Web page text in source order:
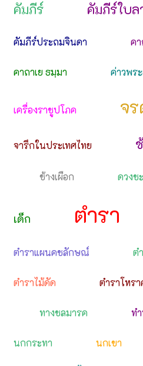
คัมภีร์ คัมภีร์ใบล
คัมภีร์ประถมจินดา ค
คาถาเย ธมฺมา ค่าวพร
เครื่องราชูปโภค จ
จารึกในประเทศไทย
ช้างเผือก ดวงช
เด็ก ตำรา
ตำราแผนคชลักษณ์ ต
ตำราไม้ดัด ตำราโหร
ทางชลมารค ท
นกกระทา นกเขา